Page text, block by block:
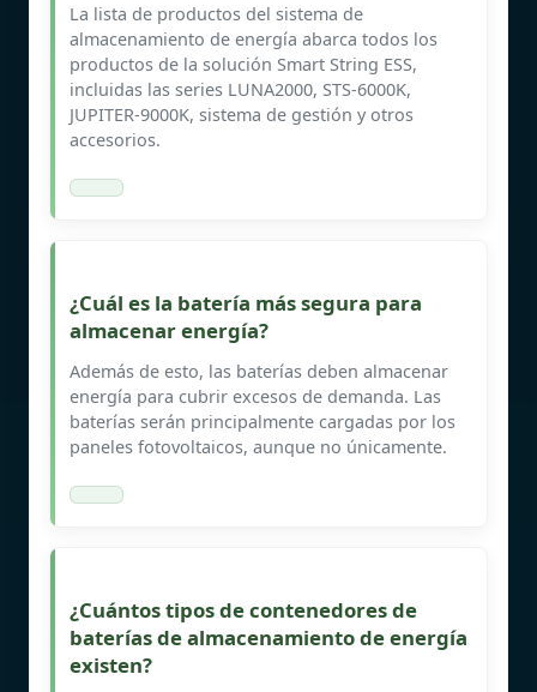
La lista de productos del sistema de
almacenamiento de energía abarca todos los
productos de la solución Smart String ESS,
incluidas las series LUNA2000, STS-6000K,
JUPITER-9000K, sistema de gestión y otros
accesorios.
¿Cuál es la batería más segura para
almacenar energía?
Además de esto, las baterías deben almacenar
energía para cubrir excesos de demanda. Las
baterías serán principalmente cargadas por los
paneles fotovoltaicos, aunque no únicamente.
¿Cuántos tipos de contenedores de
baterías de almacenamiento de energía
existen?